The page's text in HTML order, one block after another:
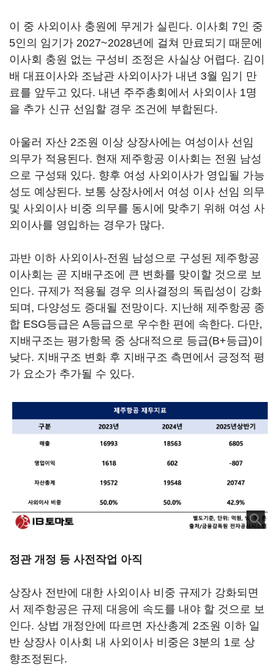
이 중 사외이사 충원에 무게가 실린다. 이사회 7인 중
5인의 임기가 2027~2028년에 걸쳐 만료되기 때문에
이사회 충원 없는 구성비 조정은 사실상 어렵다. 김이
배 대표이사와 조남관 사외이사가 내년 3월 임기 만
료를 앞두고 있다. 내년 주주총회에서 사외이사 1명
을 추가 신규 선임할 경우 조건에 부합된다.
아울러 자산 2조원 이상 상장사에는 여성이사 선임
의무가 적용된다. 현재 제주항공 이사회는 전원 남성
으로 구성돼 있다. 향후 여성 사외이사가 영입될 가능
성도 예상된다. 보통 상장사에서 여성 이사 선임 의무
및 사외이사 비중 의무를 동시에 맞추기 위해 여성 사
외이사를 영입하는 경우가 많다.
과반 이하 사외이사-전원 남성으로 구성된 제주항공
이사회는 곧 지배구조에 큰 변화를 맞이할 것으로 보
인다. 규제가 적용될 경우 의사결정의 독립성이 강화
되며, 다양성도 증대될 전망이다. 지난해 제주항공 종
합 ESG등급은 A등급으로 우수한 편에 속한다. 다만,
지배구조는 평가항목 중 상대적으로 등급(B+등급)이
낮다. 지배구조 변화 후 지배구조 측면에서 긍정적 평
가 요소가 추가될 수 있다.
정관 개정 등 사전작업 아직
상장사 전반에 대한 사외이사 비중 규제가 강화되면
서 제주항공은 규제 대응에 속도를 내야 할 것으로 보
인다. 상법 개정안에 따르면 자산총계 2조원 이하 일
반 상장사 이사회 내 사외이사 비중은 3분의 1로 상
향조정된다.